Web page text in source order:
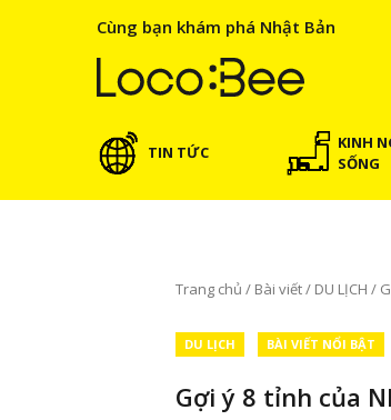
Cùng bạn khám phá Nhật Bản
TIN TỨC
KINH
SỐNG
Trang chủ / Bài viết/ DU LỊCH /
DU LỊCH BÀI VIẾT NỔI BẬT
Gợi ý 8 tỉnh của